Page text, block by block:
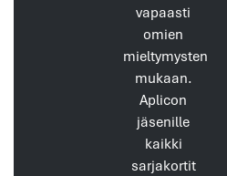
vapaasti
omien
mieltymysten
mukaan.
Aplicon
jäsenille
kaikki
sarjakortit